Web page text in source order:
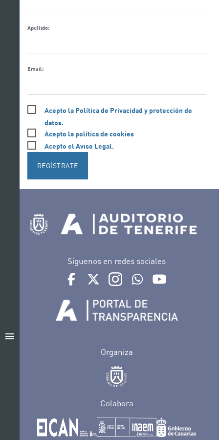
menu
Apellido:
Email:
Acepto la Política de Privacidad y protección de
datos.
Acepto la política de cookies
Acepto el Aviso Legal.
REGÍSTRATE
Síguenos en redes sociales
Ir a perfil de Auditorio de Tenerife en Facebook
Ir a perfil de Auditorio de Tenerife en
Ir a perfil de Auditorio de
Ir al Boletín Whatsapp
Organiza
Colabora